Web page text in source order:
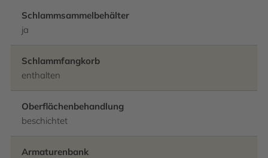
Schlammsammelbehälter
ja
Schlammfangkorb
enthalten
Oberflächenbehandlung
beschichtet
Armaturenbank